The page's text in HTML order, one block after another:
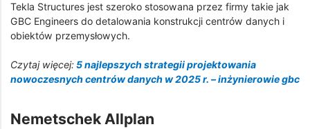
Tekla Structures jest szeroko stosowana przez firmy takie jak
GBC Engineers do detalowania konstrukcji centrów danych i
obiektów przemysłowych.
Czytaj więcej:5najlepszych strategii projektowania
nowoczesnych centrów danych w 2025 r. – inżynierowie gbc
Nemetschek Allplan